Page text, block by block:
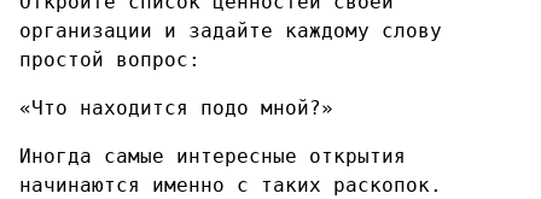
организации и задайте каждому слову
простой вопрос:
«Что находится подо мной?»
Иногда самые интересные открытия
начинаются именно с таких раскопок.